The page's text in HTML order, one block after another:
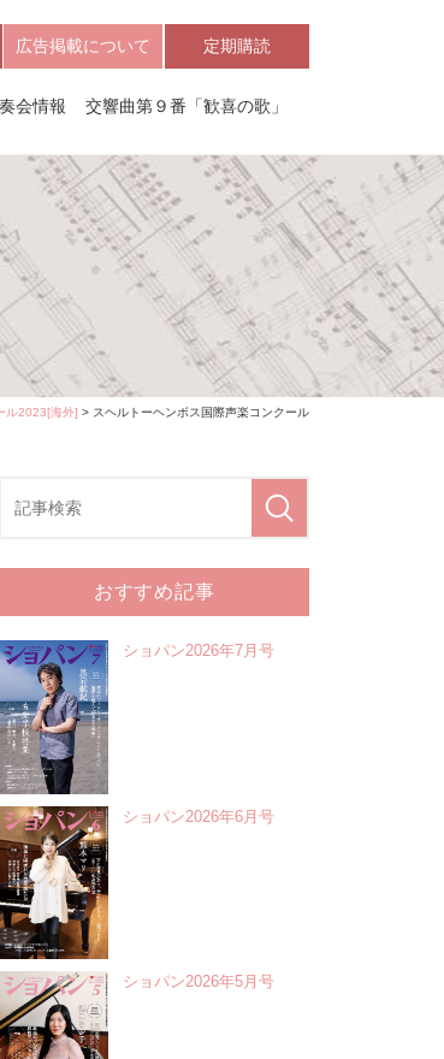
広告掲載について 定期購読
会情報 交響曲第９番「歓喜の歌」
ル2023[海外] > スヘルトーヘンボス国際声楽コンクール
おすすめ記事
ショパン2026年7月号
ショパン2026年6月号
ショパン2026年5月号